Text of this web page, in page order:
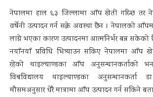
नेपालमा हाल ६३ जिल्लामा आँप खेती गरिन्छ तर
वर्षेनी उत्पादन गर्न सक्ने अवस्था छैन । नेपालको
लाग्ने भएका कारण उत्पादनमा आत्मनिर्भर बन्न सकेको
नयाँनयाँ प्रविधि भित्र्याउन सकिए नेपालमा आँप
रहेको थाइल्याण्डका आँप अनुसन्धानकर्ताको
विश्वविद्यालय थाइल्याण्डका अनुसन्धानकर्ता
मौसमअनुसार धेरै मात्रामा आँप उत्पादन गर्न सकिने